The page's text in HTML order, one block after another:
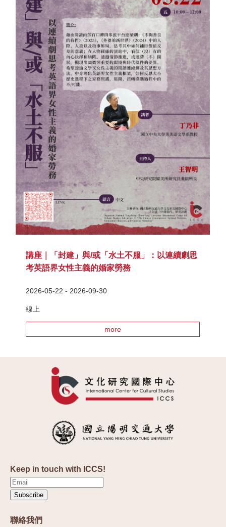
講座｜「封建」與/或「水土不服」：以連續劇思
考英語界女性主義的婚家勞務
2026-05-22 - 2026-09-30
線上
more
Keep in touch with ICCS!
Subscribe
聯絡我們